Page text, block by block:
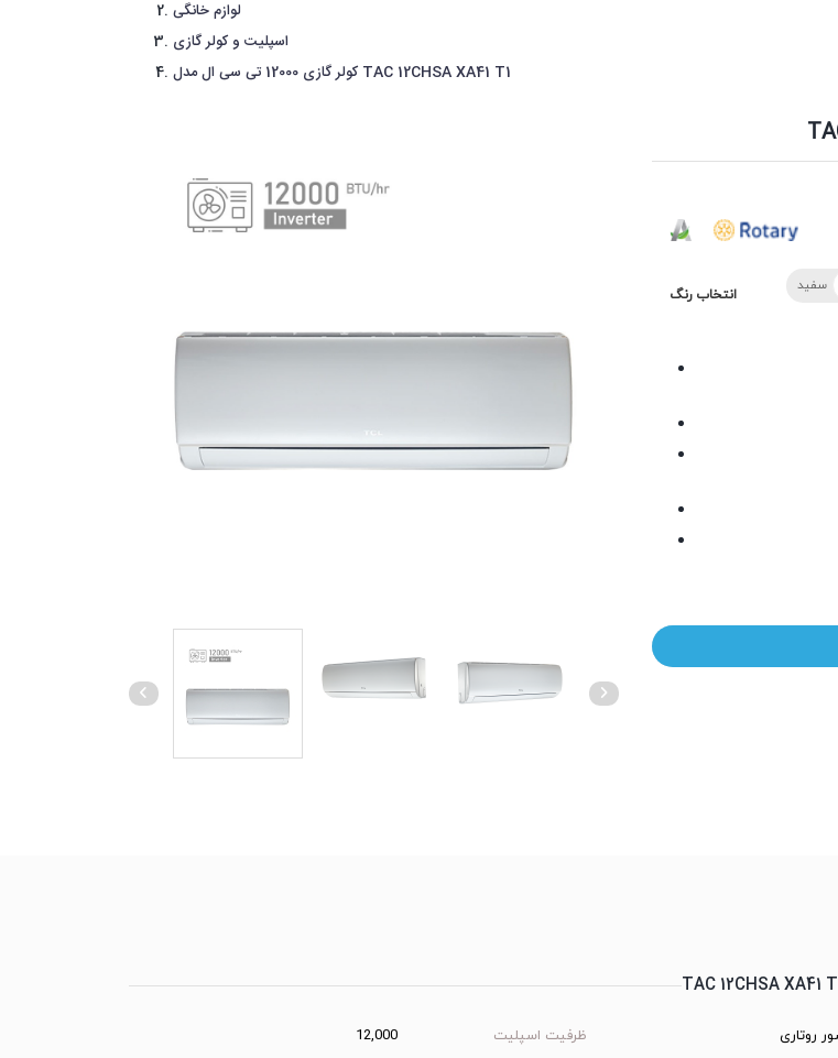
لوازم خانگی
اسپلیت و کولر گازی
کولر گازی 12000 تی سی ال مدل TAC 12CHSA XA41 T1
انتخاب رنگ
سفید
ظرفیت اسپلیت 12,000 روتاری